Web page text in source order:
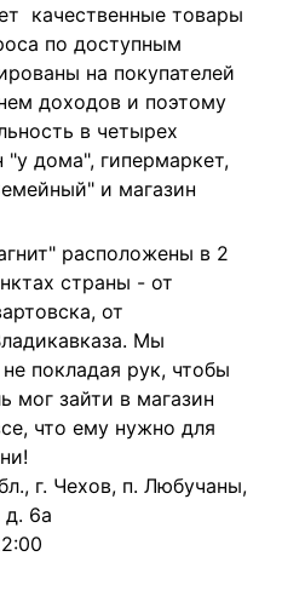
качественные товары
по доступным
на покупателей
доходов и поэтому
в четырех
"у дома", гипермаркет,
и магазин
расположены в 2
страны - от
от
Мы
покладая рук, чтобы
мог зайти в магазин
что ему нужно для
г. Чехов, п. Любучаны,
д. 6а